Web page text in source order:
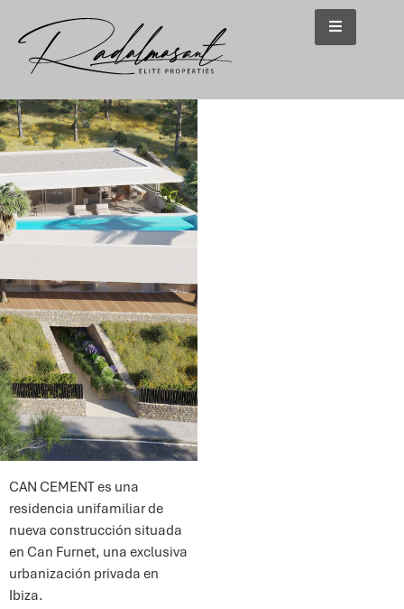
CAN CEMENT es una
residencia unifamiliar de
nueva construcción situada
en Can Furnet, una exclusiva
urbanización privada en
Ibiza.